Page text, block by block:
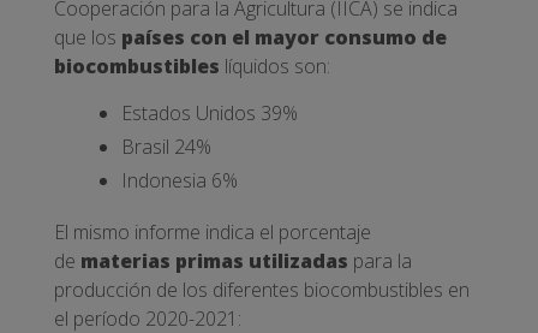
Cooperación para la Agricultura (IICA) se indica
que los países con el mayor consumo de
biocombustibles líquidos son:
Estados Unidos 39%
Brasil 24%
Indonesia 6%
El mismo informe indica el porcentaje
de materias primas utilizadas para la
producción de los diferentes biocombustibles en
el período 2020-2021: